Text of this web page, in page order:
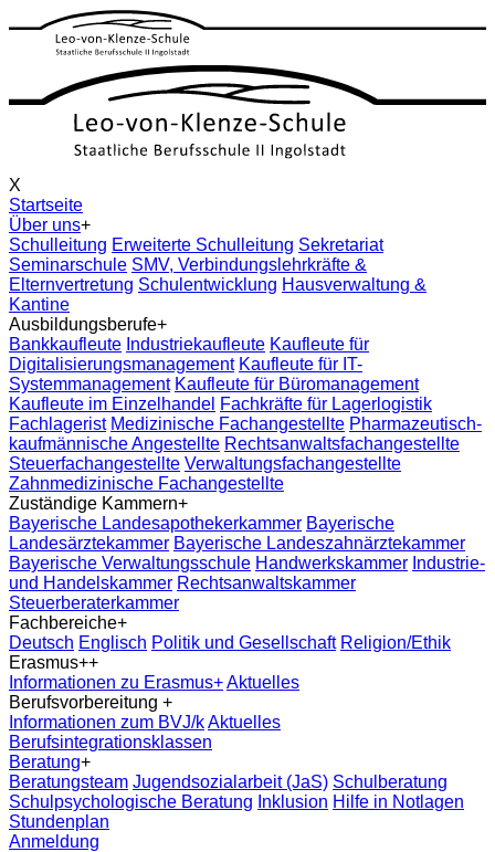
X
Startseite
Über uns+
Schulleitung Erweiterte Schulleitung Sekretariat
Seminarschule SMV, Verbindungslehrkräfte &
Elternvertretung Schulentwicklung Hausverwaltung &
Kantine
Ausbildungsberufe+
Bankkaufleute Industriekaufleute Kaufleute für
Digitalisierungsmanagement Kaufleute für IT-
Systemmanagement Kaufleute für Büromanagement
Kaufleute im Einzelhandel Fachkräfte für Lagerlogistik
Fachlagerist Medizinische Fachangestellte Pharmazeutisch-
kaufmännische Angestellte Rechtsanwaltsfachangestellte
Steuerfachangestellte Verwaltungsfachangestellte
Zahnmedizinische Fachangestellte
Zuständige Kammern+
Bayerische Landesapothekerkammer Bayerische
Landesärztekammer Bayerische Landeszahnärztekammer
Bayerische Verwaltungsschule Handwerkskammer Industrie-
und Handelskammer Rechtsanwaltskammer
Steuerberaterkammer
Fachbereiche+
Deutsch Englisch Politik und Gesellschaft Religion/Ethik
Erasmus++
Informationen zu Erasmus+Aktuelles
Berufsvorbereitung +
Informationen zum BVJ/kAktuelles
Berufsintegrationsklassen
Beratung+
Beratungsteam Jugendsozialarbeit (JaS) Schulberatung
Schulpsychologische Beratung Inklusion Hilfe in Notlagen
Stundenplan
Anmeldung